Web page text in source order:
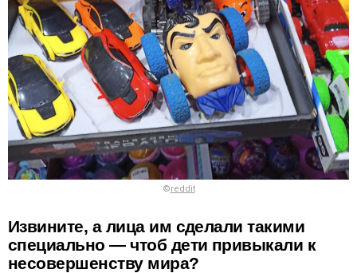
©reddit
Извините, а лица им сделали такими
специально — чтоб дети привыкали к
несовершенству мира?